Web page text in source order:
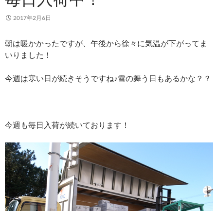
2017年2月6日
朝は暖かかったですが、午後から徐々に気温が下がってま
いりました！
今週は寒い日が続きそうですね♪雪の舞う日もあるかな？？
今週も毎日入荷が続いております！